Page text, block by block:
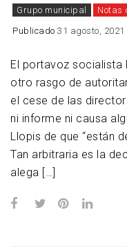
Grupo municipal Notas
Publicado 31 agosto, 2021
El portavoz socialista
otro rasgo de
el cese de las
ni informe ni causa
Llopis de que “están
Tan arbitraria es la
alega […]